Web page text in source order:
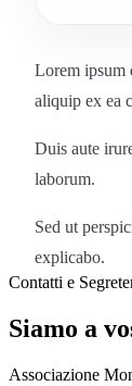
Lorem ipsum
aliquip ex ea
Duis aute
laborum.
Sed ut
explicabo.
Contatti e
Siamo a
Associazione